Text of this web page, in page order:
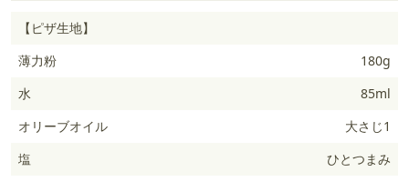
【ピザ生地】
薄力粉
180g
水
85ml
オリーブオイル
大さじ1
塩
ひとつまみ